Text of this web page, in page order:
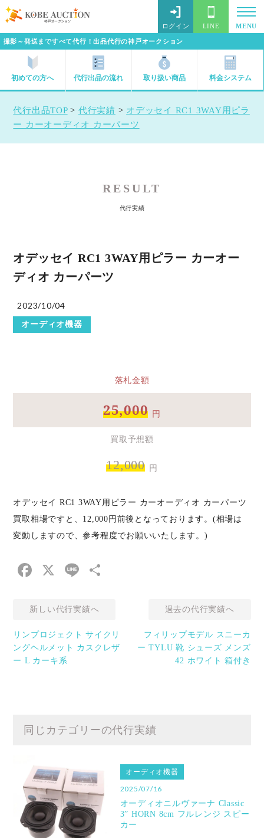
撮影～発送まですべて代行！出品代行の神戸オークション
ログイン LINE MENU
初めての方へ 代行出品の流れ 取り扱い商品 料金システム
代行出品TOP> 代行実績 > オデッセイ RC1 3WAY用ピラ
ー カーオーディオ カーパーツ
RESULT
代行実績
オデッセイ RC1 3WAY用ピラー カーオー
ディオ カーパーツ
2023/10/04
オーディオ機器
落札金額
25,000 円
買取予想額
12,000 円
オデッセイ RC1 3WAY用ピラー カーオーディオ カーパーツ
買取相場ですと、12,000円前後となっております。(相場は
変動しますので、参考程度でお願いいたします。)
Facebook
X Line
新しい代行実績へ
リンプロジェクト サイクリ
ングヘルメット カスクレザ
ー L カーキ系
過去の代行実績へ
フィリップモデル スニーカ
ー TYLU 靴 シューズ メンズ
42 ホワイト 箱付き
同じカテゴリーの代行実績
オーディオ機器
2025/07/16
オーディオニルヴァーナ Classic
3” HORN 8cm フルレンジ スピー
カー